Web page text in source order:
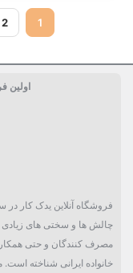
1
2
اولین
چالش ها و سختی های زیادی
مصرف کنندگان و حتی
خانواده ایرانی شناخته